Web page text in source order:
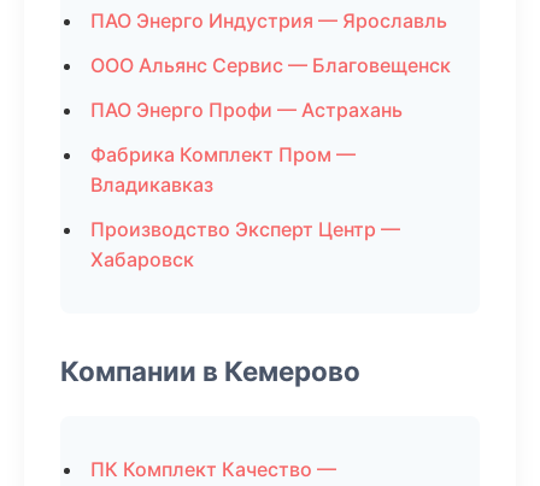
ПАО Энерго Индустрия — Ярославль
ООО Альянс Сервис — Благовещенск
ПАО Энерго Профи — Астрахань
Фабрика Комплект Пром —
Владикавказ
Производство Эксперт Центр —
Хабаровск
Компании в Кемерово
ПК Комплект Качество —